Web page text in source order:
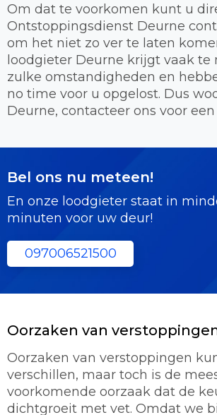
Om dat te voorkomen kunt u
Ontstoppingsdienst Deurne
om het niet zo ver te laten
loodgieter Deurne krijgt vaak
zulke omstandigheden en
no time voor u opgelost. Dus
Deurne, contacteer ons voor
Bel ons nu meteen!
En onze loodgieter staat in
minuten voor uw deur!
097006521500
Oorzaken van
Oorzaken van verstoppingen
verschillen, maar toch is de
voorkomende oorzaak dat de
dichtgroeit met vet. Omdat we